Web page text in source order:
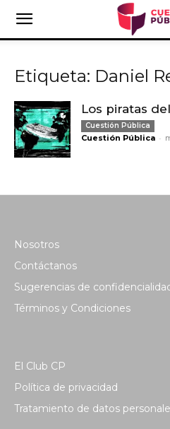
Etiqueta: Daniel
Los piratas
Cuestión Pública
Cuestión Pública -
Nosotros
Contáctanos
Sugerencias de
Términos y Condiciones
El Club CP
Política de privacidad
Tratamiento de datos